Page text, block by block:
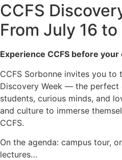
CCFS
From July 16 to
Experience CCFS before
CCFS Sorbonne invites you
Discovery Week — the
students, curious minds, and
and culture to immerse
CCFS.
On the agenda: campus tour,
lectures…